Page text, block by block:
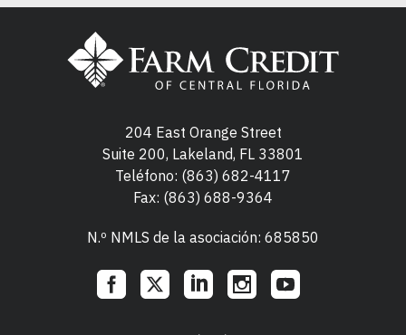
204 East Orange Street
Suite 200, Lakeland, FL 33801
Teléfono: (863) 682-4117
Fax: (863) 688-9364
N.º NMLS de la asociación: 685850